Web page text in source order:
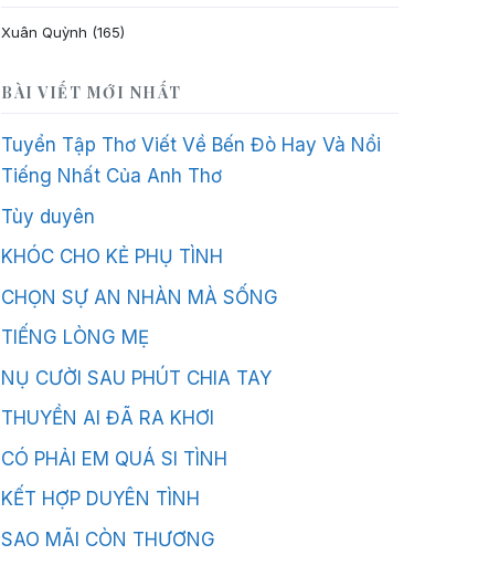
Xuân Quỳnh (165)
BÀI VIẾT MỚI NHẤT
Tuyển Tập Thơ Viết Về Bến Đò Hay Và Nổi
Tiếng Nhất Của Anh Thơ
Tùy duyên
KHÓC CHO KẺ PHỤ TÌNH
CHỌN SỰ AN NHÀN MÀ SỐNG
TIẾNG LÒNG MẸ
NỤ CƯỜI SAU PHÚT CHIA TAY
THUYỀN AI ĐÃ RA KHƠI
CÓ PHẢI EM QUÁ SI TÌNH
KẾT HỢP DUYÊN TÌNH
SAO MÃI CÒN THƯƠNG